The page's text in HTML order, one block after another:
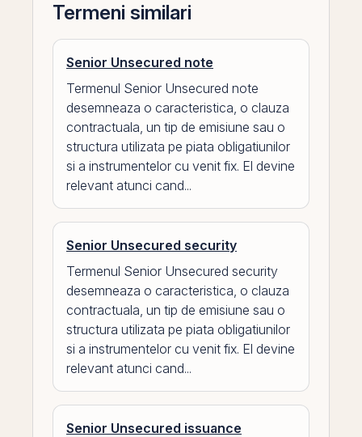
Termeni similari
Senior Unsecured note
Termenul Senior Unsecured note
desemneaza o caracteristica, o clauza
contractuala, un tip de emisiune sau o
structura utilizata pe piata obligatiunilor
si a instrumentelor cu venit fix. El devine
relevant atunci cand...
Senior Unsecured security
Termenul Senior Unsecured security
desemneaza o caracteristica, o clauza
contractuala, un tip de emisiune sau o
structura utilizata pe piata obligatiunilor
si a instrumentelor cu venit fix. El devine
relevant atunci cand...
Senior Unsecured issuance